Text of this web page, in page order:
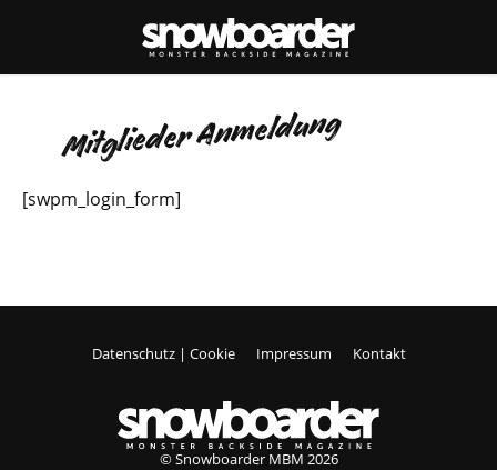
Mitglieder Anmeldung
[swpm_login_form]
Datenschutz | Cookie Impressum Kontakt
© Snowboarder MBM 2026